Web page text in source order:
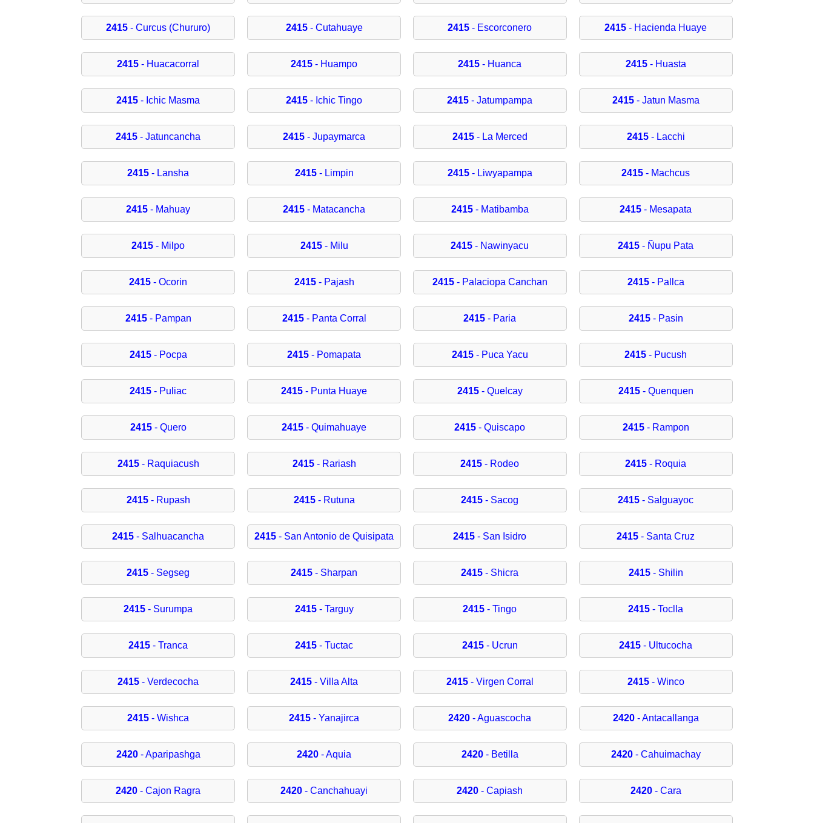
2415 - Curcus (Chururo) 2415- Cutahuaye 2415 - Escorconero 2415 - Hacienda Huaye
2415 - Huacacorral 2415 - Huampo 2415 - Huanca 2415- Huasta
2415 - Ichic Masma 2415 - Ichic Tingo 2415 - Jatumpampa 2415- Jatun Masma
2415 - Jatuncancha 2415 - Jupaymarca 2415- La Merced 2415- Lacchi
2415 - Lansha 2415- Limpin 2415- Liwyapampa 2415 - Machcus
2415 - Mahuay 2415 - Matacancha 2415- Matibamba 2415 - Mesapata
2415 - Milpo 2415- Milu 2415 - Nawinyacu 2415 - Ñupu Pata
2415 - Ocorin 2415- Pajash 2415- Palaciopa Canchan 2415- Pallca
2415- Pampan 2415- Panta Corral 2415 - Paria 2415- Pasin
2415- Pocpa 2415 - Pomapata 2415- Puca Yacu 2415 - Pucush
2415 - Puliac 2415 - Punta Huaye 2415- Quelcay 2415- Quenquen
2415- Quero 2415 - Quimahuaye 2415 - Quiscapo 2415- Rampon
2415- Raquiacush 2415- Rariash 2415 - Rodeo 2415 - Roquia
2415- Rupash 2415- Rutuna 2415 - Sacog 2415 - Salguayoc
2415 - Salhuacancha 2415 - San Antonio de Quisipata 2415 - San Isidro 2415 - Santa Cruz
2415 - Segseg 2415 - Sharpan 2415 - Shicra 2415- Shilin
2415 - Surumpa 2415- Targuy 2415 - Tingo 2415 - Toclla
2415 - Tranca 2415 - Tuctac 2415- Ucrun 2415 - Ultucocha
2415 - Verdecocha 2415 - Villa Alta 2415- Virgen Corral 2415- Winco
2415 - Wishca 2415 - Yanajirca 2420 - Aguascocha 2420- Antacallanga
2420- Aparipashga 2420 - Aquia 2420- Betilla 2420- Cahuimachay
2420 - Cajon Ragra 2420 - Canchahuayi 2420 - Capiash 2420- Cara